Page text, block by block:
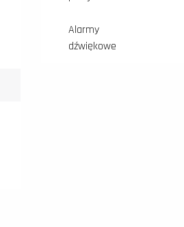
Alarmy
dźwiękowe